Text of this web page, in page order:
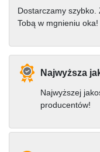
Dostarczamy szybko.
Tobą w mgnieniu oka!
Najwyższa
Najwyższej
producentów!